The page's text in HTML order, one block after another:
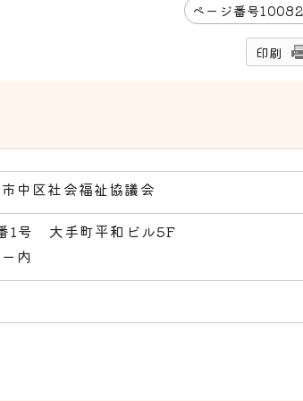
ページ番号
印刷
中区社会福祉協議会
1号 大手町平和ビル5F
内